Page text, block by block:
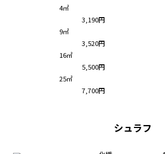
4㎡
3,190円
9㎡
3,520円
16㎡
5,500円
25㎡
7,700円
シュラフ